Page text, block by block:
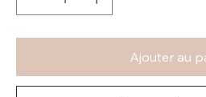
Ajouter au